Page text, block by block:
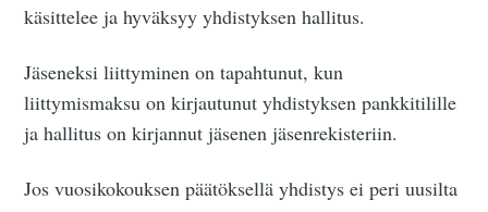
käsittelee ja hyväksyy yhdistyksen hallitus.
Jäseneksi liittyminen on tapahtunut, kun
liittymismaksu on kirjautunut yhdistyksen pankkitilille
ja hallitus on kirjannut jäsenen jäsenrekisteriin.
Jos vuosikokouksen päätöksellä yhdistys ei peri uusilta